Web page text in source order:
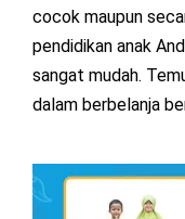
cocok maupun
pendidikan anak
sangat mudah.
dalam berbelanja